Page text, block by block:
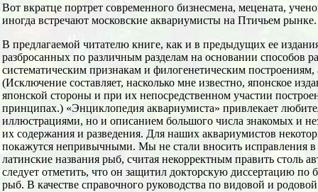
Вот вкратце портрет современного бизнесмена, мецената,
иногда встречают московские аквариумисты на Птичьем рынке.
В предлагаемой читателю книге, как и в предыдущих ее
разбросанных по различным разделам на основании способов
систематическим признакам и филогенетическим
(Исключение составляет, насколько мне известно, японское
японской стороны и при их непосредственном участии
принципах.) «Энциклопедия аквариумиста» привлекает
иллюстрациями, но и описанием большого числа знакомых и
их содержания и разведения. Для наших аквариумистов
покажутся непривычными. Мы не стали вносить исправления
латинские названия рыб, считая некорректным править столь
следует отметить, что он защитил докторскую диссертацию по
рыб. В качестве справочного руководства по видовой и